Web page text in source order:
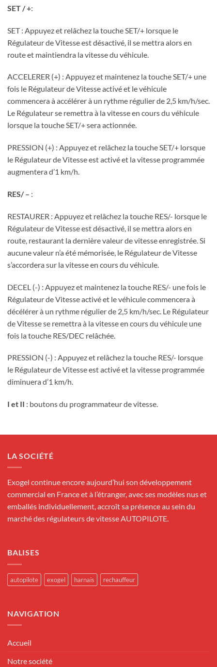
SET / +:
SET : Appuyez et relâchez la touche SET/+ lorsque le
Régulateur de Vitesse est désactivé, il se mettra alors en
route et maintiendra la vitesse du véhicule.
ACCELERER (+) : Appuyez et maintenez la touche SET/+ une
fois le Régulateur de Vitesse activé et le véhicule
commencera à accélérer à un rythme régulier de 2,5 km/h/sec.
Le Régulateur se remettra à la vitesse en cours du véhicule
lorsque la touche SET/+ sera actionnée.
PRESSION (+) : Appuyez et relâchez la touche SET/+ lorsque
le Régulateur de Vitesse est activé et la vitesse programmée
augmentera d’1 km/h.
RES/ – :
RESTAURER : Appuyez et relâchez la touche RES/- lorsque le
Régulateur de Vitesse est désactivé, il se mettra alors en
route, restaurant la dernière valeur de vitesse enregistrée. Si
aucune valeur n’a été mémorisée, le Régulateur de Vitesse
s’accordera sur la vitesse en cours du véhicule.
DECEL (-) : Appuyez et maintenez la touche RES/- une fois le
Régulateur de Vitesse activé et le véhicule commencera à
décélérer à un rythme régulier de 2,5 km/h/sec. Le Régulateur
de Vitesse se remettra à la vitesse en cours du véhicule une
fois la touche RES/DEC relâchée.
PRESSION (-) : Appuyez et relâchez la touche RES/- lorsque
le Régulateur de Vitesse est activé et la vitesse programmée
diminuera d’1 km/h.
I et II : boutons du programmateur de vitesse.
LA SOCIÉTÉ
Exogel continue encore aujourd’hui son développement
commercial en France et à l’étranger, avec ses modèles nus et
emballés individuellement, accroît sa présence au sein du
marché des régulateurs de vitesse AUTOPILOTE.
BALISES
autopilote exogel harnais rechauffeur
NAVIGATION
Accueil
Notre société